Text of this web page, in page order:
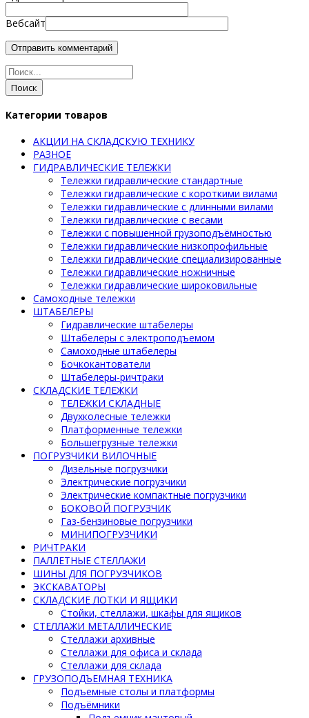
Вебсайт
Поиск
Категории товаров
АКЦИИ НА СКЛАДСКУЮ ТЕХНИКУ
РАЗНОЕ
ГИДРАВЛИЧЕСКИЕ ТЕЛЕЖКИ
Тележки гидравлические стандартные
Тележки гидравлические с короткими вилами
Тележки гидравлические с длинными вилами
Тележки гидравлические с весами
Тележки с повышенной грузоподъёмностью
Тележки гидравлические низкопрофильные
Тележки гидравлические специализированные
Тележки гидравлические ножничные
Тележки гидравлические широковильные
Самоходные тележки
ШТАБЕЛЕРЫ
Гидравлические штабелеры
Штабелеры с электроподъемом
Самоходные штабелеры
Бочкокантователи
Штабелеры-ричтраки
СКЛАДСКИЕ ТЕЛЕЖКИ
ТЕЛЕЖКИ СКЛАДНЫЕ
Двухколесные тележки
Платформенные тележки
Большегрузные тележки
ПОГРУЗЧИКИ ВИЛОЧНЫЕ
Дизельные погрузчики
Электрические погрузчики
Электрические компактные погрузчики
БОКОВОЙ ПОГРУЗЧИК
Газ-бензиновые погрузчики
МИНИПОГРУЗЧИКИ
РИЧТРАКИ
ПАЛЛЕТНЫЕ СТЕЛЛАЖИ
ШИНЫ ДЛЯ ПОГРУЗЧИКОВ
ЭКСКАВАТОРЫ
СКЛАДСКИЕ ЛОТКИ И ЯЩИКИ
Стойки, стеллажи, шкафы для ящиков
СТЕЛЛАЖИ МЕТАЛЛИЧЕСКИЕ
Стеллажи архивные
Стеллажи для офиса и склада
Стеллажи для склада
ГРУЗОПОДЪЕМНАЯ ТЕХНИКА
Подъемные столы и платформы
Подъёмники